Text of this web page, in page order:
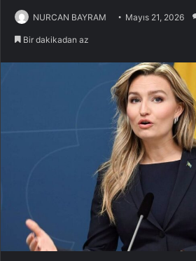
NURCAN BAYRAM Mayıs 21, 2026
Bir dakikadan az